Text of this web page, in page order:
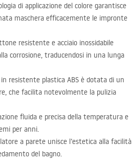
di applicazione del colore garantisce
maschera efficacemente le impronte
resistente e acciaio inossidabile
corrosione, traducendosi in una lunga
resistente plastica ABS è dotata di un
che facilita notevolmente la pulizia
fluida e precisa della temperatura e
per anni.
a parete unisce l’estetica alla facilità
del bagno.